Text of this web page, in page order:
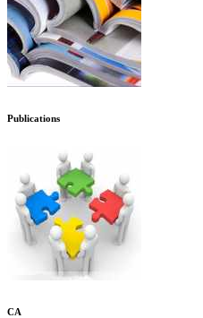
Publications
CA